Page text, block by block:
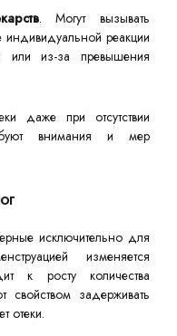
. Могут вызывать
индивидуальной реакции
или из-за превышения
даже при отсутствии
внимания и мер
исключительно для
изменяется
к росту количества
свойством задерживать
отеки.